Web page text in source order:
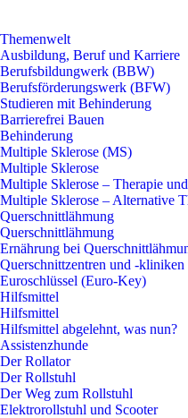
Themenwelt
Ausbildung, Beruf und Karriere
Berufsbildungwerk (BBW)
Berufsförderungswerk (BFW)
Studieren mit Behinderung
Barrierefrei Bauen
Behinderung
Multiple Sklerose (MS)
Multiple Sklerose
Multiple Sklerose – Therapie
Multiple Sklerose – Alternative
Querschnittlähmung
Querschnittlähmung
Ernährung bei
Querschnittzentren und -kliniken
Euroschlüssel (Euro-Key)
Hilfsmittel
Hilfsmittel
Hilfsmittel abgelehnt, was nun?
Assistenzhunde
Der Rollator
Der Rollstuhl
Der Weg zum Rollstuhl
Elektrorollstuhl und Scooter